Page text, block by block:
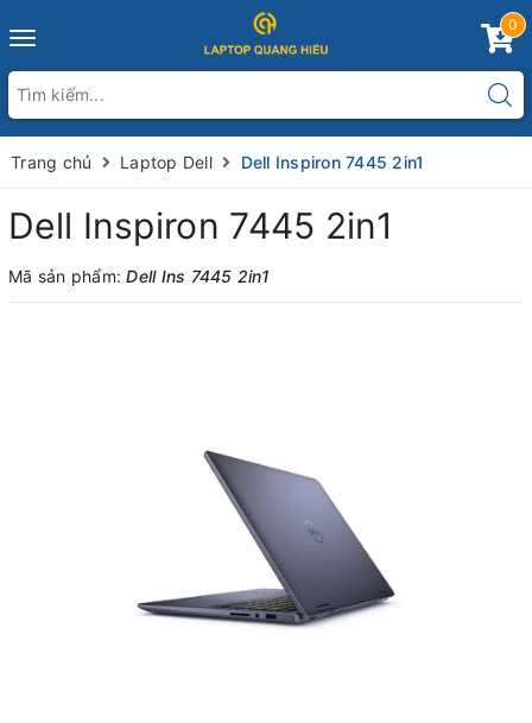
Toggle
0
Trang chủ Laptop Dell Dell Inspiron 7445 2in1
Dell Inspiron 7445 2in1
Mã sản phẩm:Dell Ins 7445 2in1